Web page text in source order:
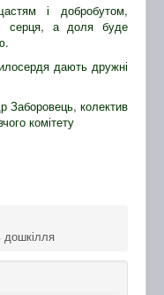
і добробутом,
серця, а доля буде
дають дружні
Заборовець, колектив
комітету
дошкілля